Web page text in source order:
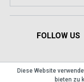
FOLLOW US
Diese Website
bieten zu